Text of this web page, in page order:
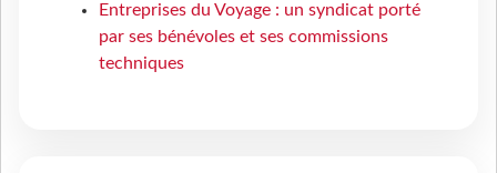
Entreprises du Voyage : un syndicat porté
par ses bénévoles et ses commissions
techniques